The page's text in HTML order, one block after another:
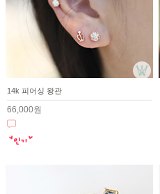
14k 피어싱 왕관
66,000원